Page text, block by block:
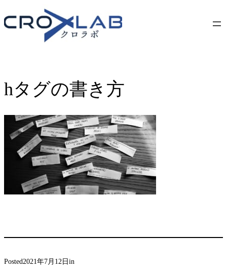
to
content
hタグの書き方
Posted2021年7月12日in